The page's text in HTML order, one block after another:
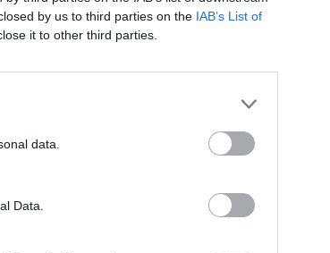
by us to third parties on the IAB’s List of
it to other third parties.
data.
Data.
pasiteisinęs
salotos tapo tikru
atradimu: norisi
valgyti kasdien
→